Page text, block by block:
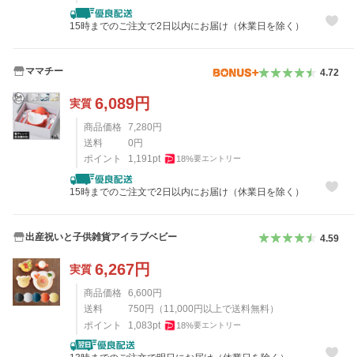
15時までのご注文で2日以内にお届け（休業日を除く）
ママチー 4.72
実質 6,089円
商品価格 7,280 円
送料
0 円
ポイント
1,191pt 18%要エントリー
15時までのご注文で2日以内にお届け（休業日を除く）
出産祝いと子供雑貨アイラブベビー 4.59
実質 6,267円
商品価格 6,600円
送料
750円 （ 11,000円以上で送料無料）
ポイント
1,083pt 18%要エントリー